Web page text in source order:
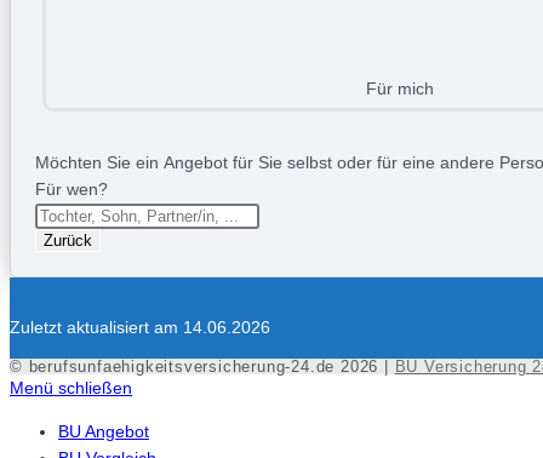
Für mich
Möchten Sie ein Angebot für Sie selbst oder für eine andere
Für wen?
Zurück
Zuletzt aktualisiert am 14.06.2026
© berufsunfaehigkeitsversicherung-24.de 2026 | BU Versicherung
Menü schließen
BU Angebot